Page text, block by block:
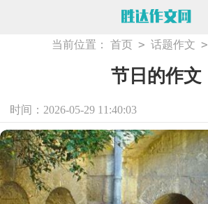
当前位置： 首页 > 话题作文 >
节日的作文
时间：2026-05-29 11:40:03